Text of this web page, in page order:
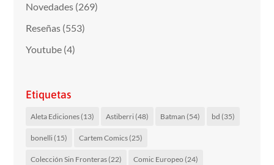
Novedades (269)
Reseñas (553)
Youtube (4)
Etiquetas
Aleta Ediciones(13) Astiberri(48) Batman (54) bd (35)
bonelli(15) Cartem Comics(25)
Colección Sin Fronteras(22) Comic Europeo (24)